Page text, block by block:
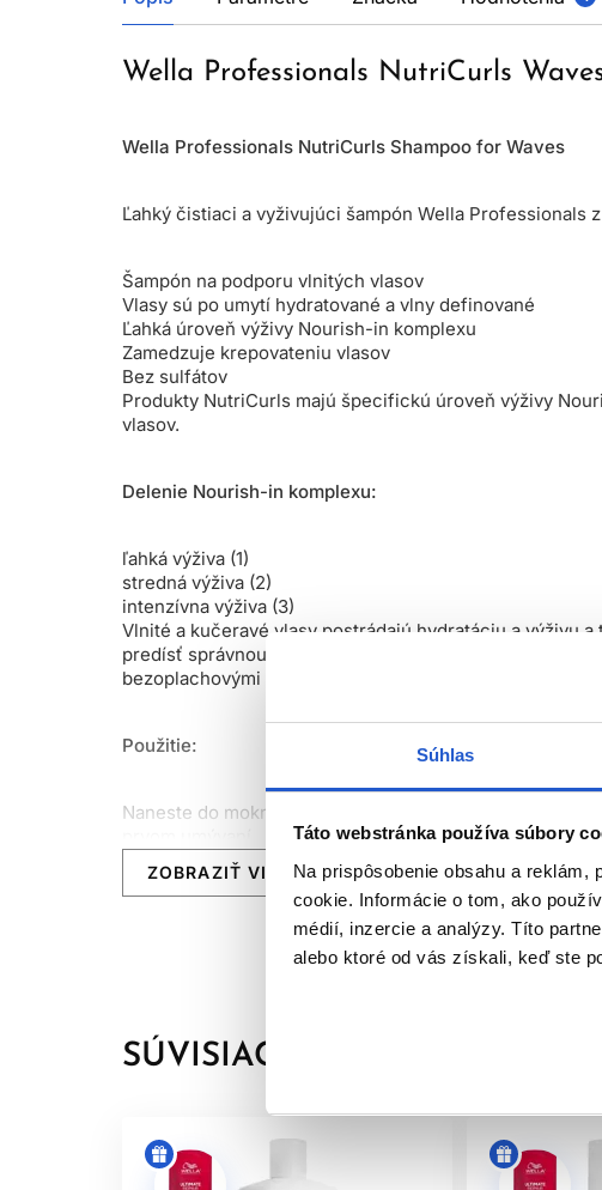
Súhlas
Táto webstránka používa súbory
Na prispôsobenie obsahu a
cookie. Informácie o tom, ako
médií, inzercie a analýzy. Títo
alebo ktoré od vás získali, keď ste
Wella Professionals NutriCurls
Wella Professionals NutriCurls Shampoo for Waves
Ľahký čistiaci a vyživujúci šampón Wella
Šampón na podporu vlnitých vlasov
Vlasy sú po umytí hydratované a vlny definované
Ľahká úroveň výživy Nourish-in komplexu
Zamedzuje krepovateniu vlasov
Bez sulfátov
Produkty NutriCurls majú špecifickú úroveň výživy
vlasov.
Delenie Nourish-in komplexu:
ľahká výživa (1)
stredná výživa (2)
intenzívna výživa (3)
Vlnité a kučeravé vlasy postrádajú hydratáciu a výživu
predísť správnou starostlivosťou. Pre tento typ vlasov
bezoplachovými produktmi.
Použitie:
Naneste do mokrých vlasov, napeňte a potom
Počas procesu umývania vlasov, umývajte iba raz.
Ideálne výsledky v starostlivosti o zvlnené vlasy
Tip pre správnu starostlivosť o vlnité a kučeravé vlasy:
Vlnité/kučeravé vlasy sa češú iba vo vlhkom stave po
produkt napr. Eimi NutriCurls Boost Bounce. S
difuzéra, vždy zvoľte stylingový produkt s tepelnou
ZOBRAZIŤ VIAC
SÚVISIACE PRODUKTY